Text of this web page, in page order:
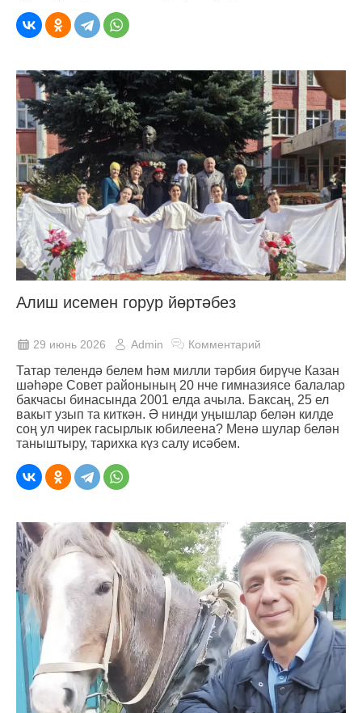
Алиш исемен горур йөртәбез
29 июнь 2026 Admin Комментарий
Татар телендә белем һәм милли тәрбия бирүче Казан
шәһәре Совет районының 20 нче гимназиясе балалар
бакчасы бинасында 2001 елда ачыла. Баксаң, 25 ел
вакыт узып та киткән. Ә нинди уңышлар белән килде
соң ул чирек гасырлык юбилеена? Менә шулар белән
таныштыру, тарихка күз салу исәбем.